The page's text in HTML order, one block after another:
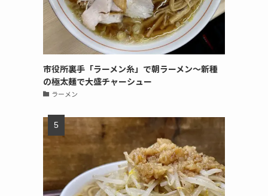
市役所裏手「ラーメン糸」で朝ラーメン〜新種
の極太麺で大盛チャーシュー
ラーメン